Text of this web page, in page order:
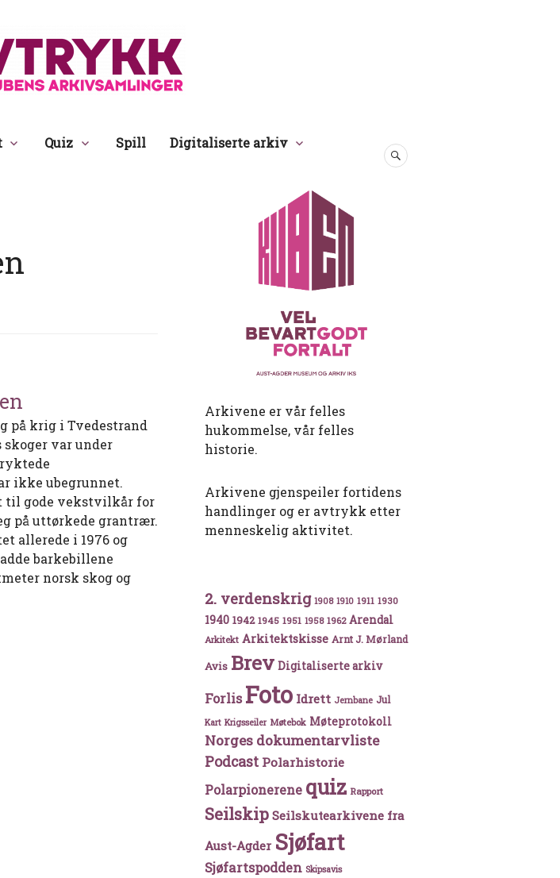
Avtrykk
Quiz Spill
Digitaliserte arkiv
SØK
på krig i Tvedestrand
skoger var under
ikke ubegrunnet.
til gode vekstvilkår for
på uttørkede grantrær.
allerede i 1976 og
barkebillene
norsk skog og
billekrigen
Arkivene er vår felles
hukommelse, vår felles
historie.
Arkivene gjenspeiler fortidens
handlinger og er avtrykk etter
menneskelig aktivitet.
2. verdenskrig 1908 1910 1911 1930
1940 1942 1945 1951 1958 1962 Arendal
Arkitekt Arkitektskisse Arnt J. Mørland
Avis Brev Digitaliserte arkiv
Forlis Foto Idrett Jernbane Jul
Kart Krigsseiler Møtebok Møteprotokoll
Norges dokumentarvliste
Podcast Polarhistorie
Polarpionerene quiz Rapport
Seilskip Seilskutearkivene fra
Aust-Agder Sjøfart
Sjøfartspodden Skipsavis